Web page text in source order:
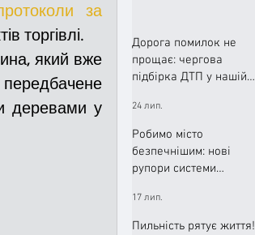
за
торгівлі.
деревами у
Дорога помилок не
прощає: чергова
підбірка ДТП у нашій
24 лип.
Робимо місто
безпечнішим: нові
рупори системи
працюють!
17 лип.
Пильність рятує життя!